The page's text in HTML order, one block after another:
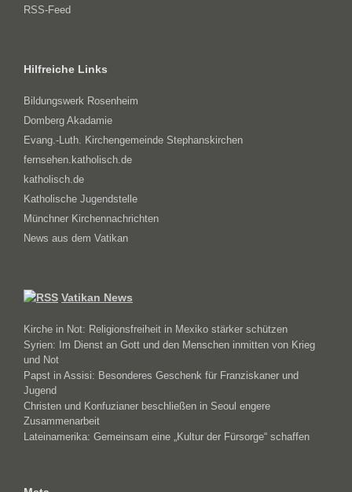
RSS-Feed
Hilfreiche Links
Bildungswerk Rosenheim
Domberg Akadamie
Evang.-Luth. Kirchengemeinde Stephanskirchen
fernsehen.katholisch.de
katholisch.de
Katholische Jugendstelle
Münchner Kirchennachrichten
News aus dem Vatikan
Vatikan News
Kirche in Not: Religionsfreiheit in Mexiko stärker schützen
Syrien: Im Dienst an Gott und den Menschen inmitten von Krieg
und Not
Papst in Assisi: Besonderes Geschenk für Franziskaner und
Jugend
Christen und Konfuzianer beschließen in Seoul engere
Zusammenarbeit
Lateinamerika: Gemeinsam eine „Kultur der Fürsorge“ schaffen